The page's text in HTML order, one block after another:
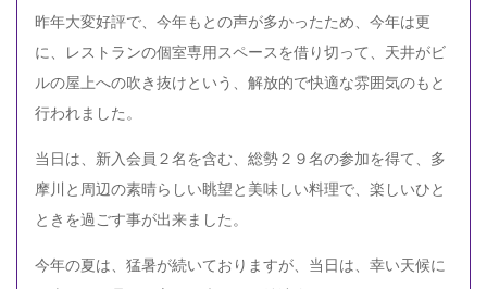
昨年大変好評で、今年もとの声が多かったため、今年は更
に、レストランの個室専用スペースを借り切って、天井がビ
ルの屋上への吹き抜けという、解放的で快適な雰囲気のもと
行われました。
当日は、新入会員２名を含む、総勢２９名の参加を得て、多
摩川と周辺の素晴らしい眺望と美味しい料理で、楽しいひと
ときを過ごす事が出来ました。
今年の夏は、猛暑が続いておりますが、当日は、幸い天候に